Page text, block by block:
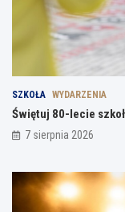
SZKOŁA WYDARZENIA
Świętuj 80-lecie
7 sierpnia 2026